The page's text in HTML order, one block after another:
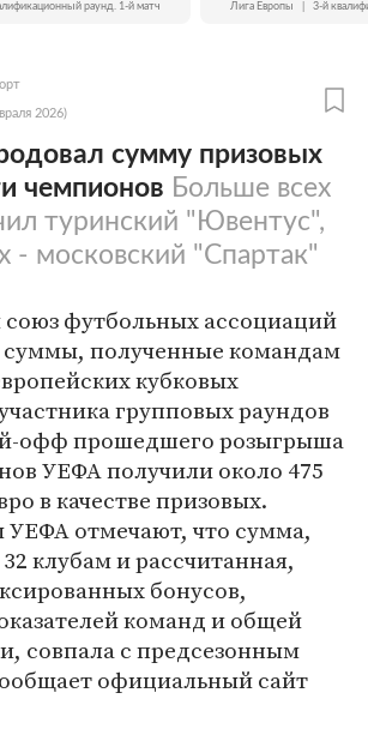
раунд. 1-й матч Лига Европы 3-й
2026)
сумму призовых
чемпионов Больше всех
туринский "Ювентус",
- московский "Спартак"
футбольных ассоциаций
суммы, полученные командам
кубковых
групповых раундов
офф прошедшего розыгрыша
УЕФА получили около 475
в качестве призовых.
УЕФА отмечают, что сумма,
клубам и рассчитанная,
бонусов,
команд и общей
совпала с предсезонным
официальный сайт